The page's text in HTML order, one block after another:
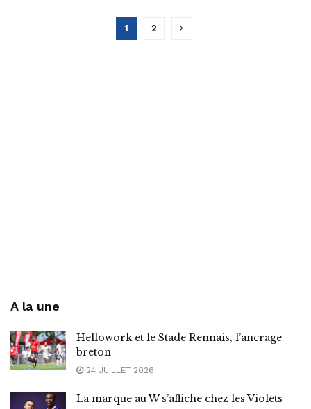
1 2
A la une
Hellowork et le Stade Rennais, l’ancrage
breton
24 JUILLET 2026
La marque au W s’affiche chez les Violets